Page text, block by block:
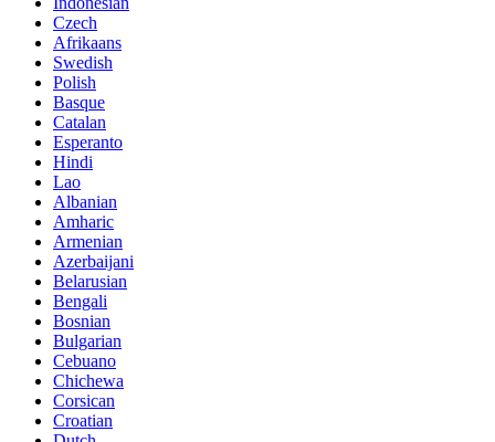
Czech
Afrikaans
Swedish
Polish
Basque
Catalan
Esperanto
Hindi
Lao
Albanian
Amharic
Armenian
Azerbaijani
Belarusian
Bengali
Bosnian
Bulgarian
Cebuano
Chichewa
Corsican
Croatian